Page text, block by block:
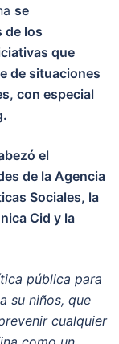
se
de los
que
de situaciones
con especial
el
de la Agencia
Sociales, la
Cid y la
pública para
su niños, que
cualquier